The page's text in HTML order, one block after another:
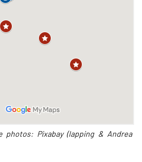
photos: Pixabay (lapping & Andrea